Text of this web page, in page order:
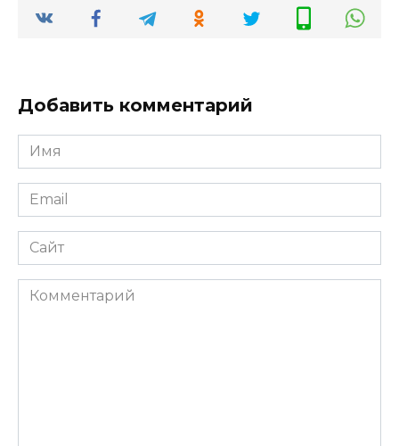
Добавить комментарий
Имя
*
Email
*
Сайт
Комментарий